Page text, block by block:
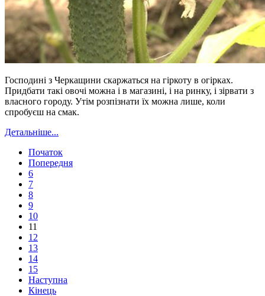
Господині з Черкащини скаржаться на гіркоту в огірках.
Придбати такі овочі можна і в магазині, і на ринку, і зірвати з
власного городу. Утім розпізнати їх можна лише, коли
спробуєш на смак.
Детальніше...
Початок
Попередня
6
7
8
9
10
11
12
13
14
15
Наступна
Кінець